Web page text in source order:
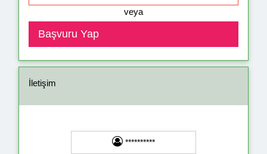
veya
İletişim
**********